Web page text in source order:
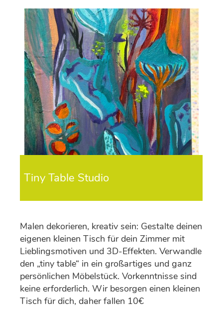
Tiny Table Studio
Malen dekorieren, kreativ sein: Gestalte deinen
eigenen kleinen Tisch für dein Zimmer mit
Lieblingsmotiven und 3D-Effekten. Verwandle
den „tiny table“ in ein großartiges und ganz
persönlichen Möbelstück. Vorkenntnisse sind
keine erforderlich. Wir besorgen einen kleinen
Tisch für dich, daher fallen 10€